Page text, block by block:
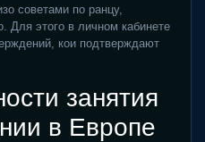
советами по ранцу,
Для этого в личном кабинете
кои подтверждают
занятия
в Европе